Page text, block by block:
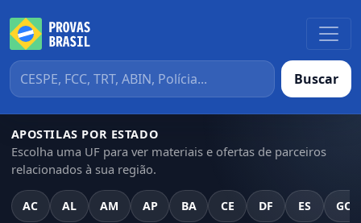
Buscar
APOSTILAS POR ESTADO
Escolha uma UF para ver materiais e ofertas de parceiros
relacionados à sua região.
AC AL AM AP BA CE DF ES GO